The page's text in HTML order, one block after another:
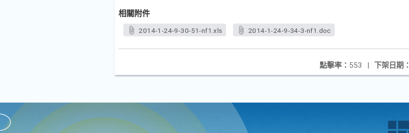
相關附件
2014-1-24-9-30-51-nf1.xls 2014-1-24-9-34-3-nf1.doc
下架日期：
點擊率： 553 |